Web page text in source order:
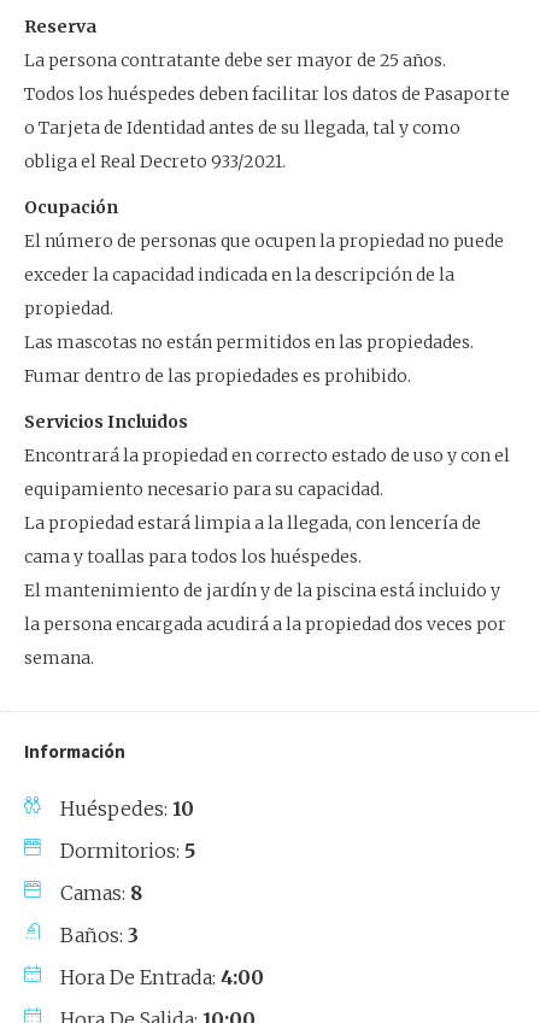
Reserva
La persona contratante debe ser mayor de 25 años.
Todos los huéspedes deben facilitar los datos de Pasaporte
o Tarjeta de Identidad antes de su llegada, tal y como
obliga el Real Decreto 933/2021.
Ocupación
El número de personas que ocupen la propiedad no puede
exceder la capacidad indicada en la descripción de la
propiedad.
Las mascotas no están permitidos en las propiedades.
Fumar dentro de las propiedades es prohibido.
Servicios Incluidos
Encontrará la propiedad en correcto estado de uso y con el
equipamiento necesario para su capacidad.
La propiedad estará limpia a la llegada, con lencería de
cama y toallas para todos los huéspedes.
El mantenimiento de jardín y de la piscina está incluido y
la persona encargada acudirá a la propiedad dos veces por
semana.
Información
Huéspedes: 10
Dormitorios: 5
Camas: 8
Baños: 3
Hora De Entrada: 4:00